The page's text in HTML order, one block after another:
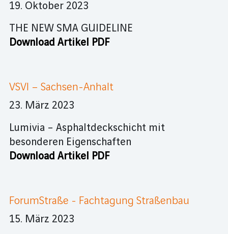
19. Oktober 2023
THE NEW SMA GUIDELINE
Download Artikel PDF
VSVI – Sachsen-Anhalt
23. März 2023
Lumivia – Asphaltdeckschicht mit
besonderen Eigenschaften
Download Artikel PDF
ForumStraße - Fachtagung Straßenbau
15. März 2023